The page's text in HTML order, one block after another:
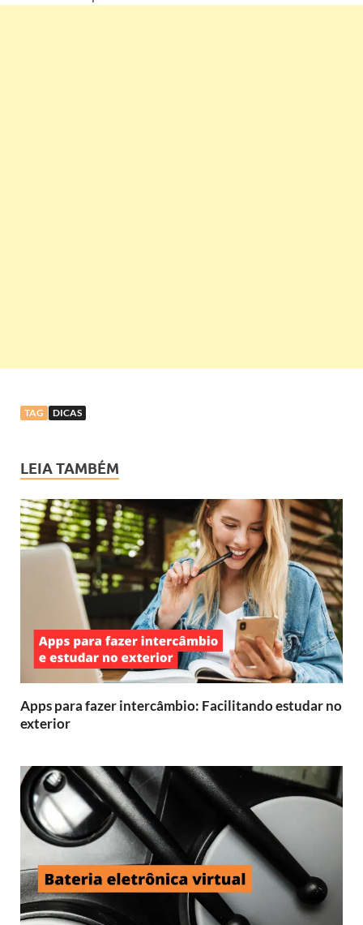
TAG DICAS
LEIA TAMBÉM
Apps para fazer intercâmbio: Facilitando estudar no
exterior